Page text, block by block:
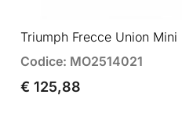
Triumph Frecce Union Mini
Codice: MO2514021
€ 125,88